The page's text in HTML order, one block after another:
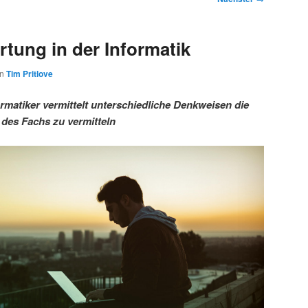
in der Informatik
Tim Pritlove
vermittelt unterschiedliche Denkweisen die
Fachs zu vermitteln